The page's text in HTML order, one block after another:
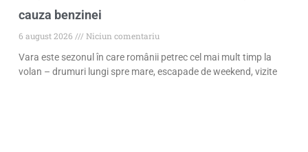
cauza benzinei
6 august 2026
Niciun comentariu
Vara este sezonul în care românii petrec cel mai mult timp la
volan – drumuri lungi spre mare, escapade de weekend, vizite